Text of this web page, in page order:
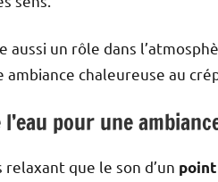
aussi un rôle dans
chaleureuse au
pour une
relaxant que le son d’un point